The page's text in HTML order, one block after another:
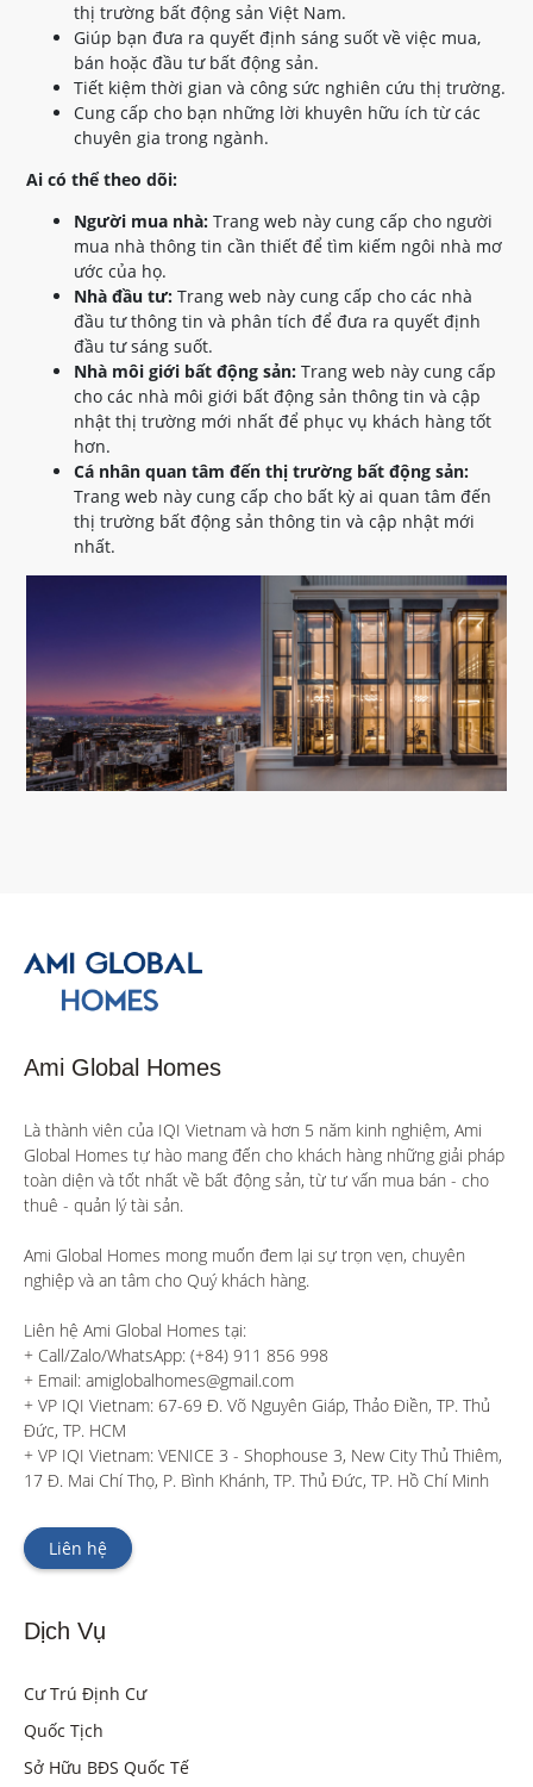
thị trường bất động sản Việt Nam.
Giúp bạn đưa ra quyết định sáng suốt về việc mua,
bán hoặc đầu tư bất động sản.
Tiết kiệm thời gian và công sức nghiên cứu thị trường.
Cung cấp cho bạn những lời khuyên hữu ích từ các
chuyên gia trong ngành.
Ai có thể theo dõi:
Người mua nhà: Trang web này cung cấp cho người
mua nhà thông tin cần thiết để tìm kiếm ngôi nhà mơ
ước của họ.
Nhà đầu tư: Trang web này cung cấp cho các nhà
đầu tư thông tin và phân tích để đưa ra quyết định
đầu tư sáng suốt.
Nhà môi giới bất động sản: Trang web này cung cấp
cho các nhà môi giới bất động sản thông tin và cập
nhật thị trường mới nhất để phục vụ khách hàng tốt
hơn.
Cá nhân quan tâm đến thị trường bất động sản:
Trang web này cung cấp cho bất kỳ ai quan tâm đến
thị trường bất động sản thông tin và cập nhật mới
nhất.
Ami Global Homes
Là thành viên của IQI Vietnam và hơn 5 năm kinh nghiệm, Ami
Global Homes tự hào mang đến cho khách hàng những giải pháp
toàn diện và tốt nhất về bất động sản, từ tư vấn mua bán - cho
thuê - quản lý tài sản.
Ami Global Homes mong muốn đem lại sự trọn vẹn, chuyên
nghiệp và an tâm cho Quý khách hàng.
Liên hệ Ami Global Homes tại:
+ Call/Zalo/WhatsApp: (+84) 911 856 998
+ Email: amiglobalhomes@gmail.com
+ VP IQI Vietnam: 67-69 Đ. Võ Nguyên Giáp, Thảo Điền, TP. Thủ
Đức, TP. HCM
+ VP IQI Vietnam: VENICE 3 - Shophouse 3, New City Thủ Thiêm,
17 Đ. Mai Chí Thọ, P. Bình Khánh, TP. Thủ Đức, TP. Hồ Chí Minh
Liên hệ
Dịch Vụ
Cư Trú Định Cư
Quốc Tịch
Sở Hữu BĐS Quốc Tế